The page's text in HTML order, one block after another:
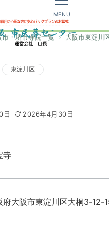
MENU
市・堺市寺院一覧
大阪市東淀川
東淀川区
日 2026年4月30日
寺
府大阪市東淀川区大桐3-12-